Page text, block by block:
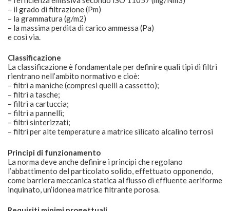
– il grado di filtrazione (Pm)
– la grammatura (g/m2)
– la massima perdita di carico ammessa (Pa)
e così via.
Classificazione
La classificazione è fondamentale per definire quali tipi di filtri
rientrano nell’ambito normativo e cioè:
– filtri a maniche (compresi quelli a cassetto);
– filtri a tasche;
– filtri a cartuccia;
– filtri a pannelli;
– filtri sinterizzati;
– filtri per alte temperature a matrice silicato alcalino terrosi
Principi di funzionamento
La norma deve anche definire i principi che regolano
l’abbattimento del particolato solido, effettuato opponendo,
come barriera meccanica statica al flusso di effluente aeriforme
inquinato, un’idonea matrice filtrante porosa.